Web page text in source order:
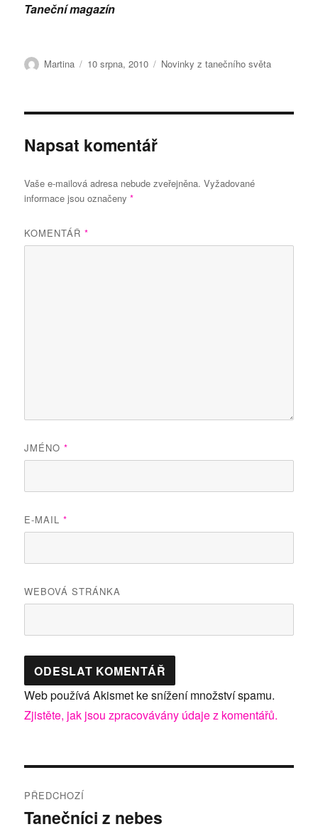
Taneční magazín
Autor:
Martina Publikováno:
10 srpna, 2010 Rubriky:
Novinky z tanečního světa
Napsat komentář
Vaše e-mailová adresa nebude zveřejněna. Vyžadované
informace jsou označeny*
KOMENTÁŘ*
JMÉNO*
E-MAIL*
WEBOVÁ STRÁNKA
Web používá Akismet ke snížení množství spamu.
Zjistěte, jak jsou zpracovávány údaje z komentářů.
pro
PŘEDCHOZÍ
Předchozí
Tanečníci z nebes